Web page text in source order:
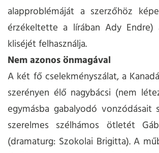
alapproblémáját a szerzőhöz
érzékeltette a lírában Ady Endre)
kliséjét felhasználja.
Nem azonos önmagával
A két fő cselekményszálat, a
szerényen élő nagybácsi (nem
egymásba gabalyodó
szerelmes szélhámos ötletét
(dramaturg: Szokolai Brigitta). A